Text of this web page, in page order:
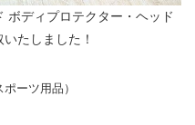
ボディプロテクター・ヘッド
たしました！
ーツ用品）